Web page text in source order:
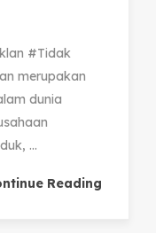
#Tidak
merupakan
dunia
...
Reading